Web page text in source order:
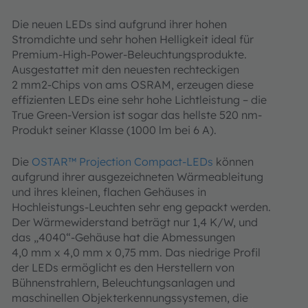
Die neuen LEDs sind aufgrund ihrer hohen
Stromdichte und sehr hohen Helligkeit ideal für
Premium-High-Power-Beleuchtungsprodukte.
Ausgestattet mit den neuesten rechteckigen
2 mm2-Chips von ams OSRAM, erzeugen diese
effizienten LEDs eine sehr hohe Lichtleistung – die
True Green-Version ist sogar das hellste 520 nm-
Produkt seiner Klasse (1000 lm bei 6 A).
Die OSTAR™ Projection Compact-LEDs können
aufgrund ihrer ausgezeichneten Wärmeableitung
und ihres kleinen, flachen Gehäuses in
Hochleistungs-Leuchten sehr eng gepackt werden.
Der Wärmewiderstand beträgt nur 1,4 K/W, und
das „4040“-Gehäuse hat die Abmessungen
4,0 mm x 4,0 mm x 0,75 mm. Das niedrige Profil
der LEDs ermöglicht es den Herstellern von
Bühnenstrahlern, Beleuchtungsanlagen und
maschinellen Objekterkennungssystemen, die